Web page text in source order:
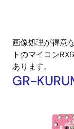
画像処理が得意
トのマイコン
あります。
GR-